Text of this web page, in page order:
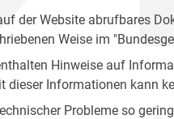
der Website abrufbares
Weise im
Hinweise auf
dieser Informationen kann
Probleme so